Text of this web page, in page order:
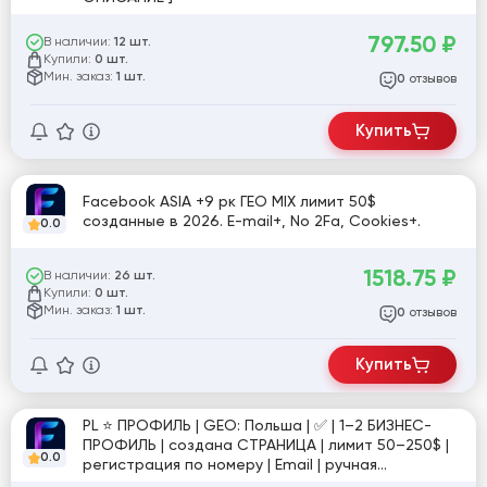
В наличии: 12 шт.
Купили: 0 шт.
Мин. заказ: 1 шт.
797.50 ₽
0 отзывов
Купить
0.0
Facebook ASIA +9 рк ГЕО MIX лимит 50$
созданные в 2026. E-mail+, No 2Fa, Cookies+.
В наличии: 26 шт.
Купили: 0 шт.
Мин. заказ: 1 шт.
1518.75 ₽
0 отзывов
Купить
0.0
PL ⭐️ ПРОФИЛЬ | GEO: Польша | ✅ | 1–2 БИЗНЕС-
ПРОФИЛЬ | создана СТРАНИЦА | лимит 50–250$ |
регистрация по номеру | Email | ручная